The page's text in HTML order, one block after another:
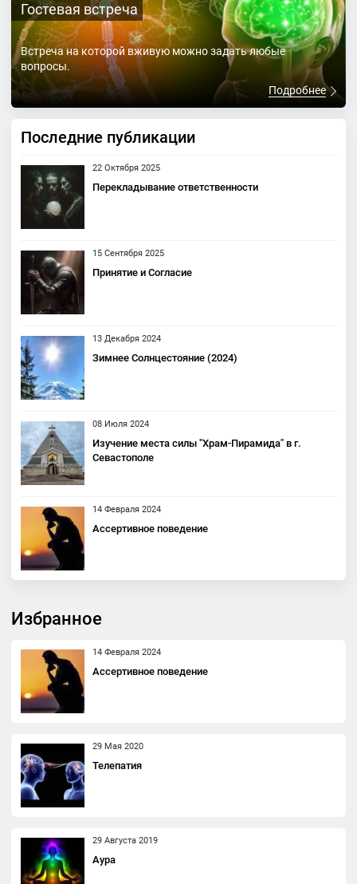
Гостевая встреча
Встреча на которой вживую можно задать любые
вопросы.
Подробнее
Последние публикации
22 Октября 2025
Перекладывание ответственности
15 Сентября 2025
Принятие и Согласие
13 Декабря 2024
Зимнее Солнцестояние (2024)
08 Июля 2024
Изучение места силы "Храм-Пирамида" в г.
Севастополе
14 Февраля 2024
Ассертивное поведение
Избранное
14 Февраля 2024
Ассертивное поведение
29 Мая 2020
Телепатия
29 Августа 2019
Аура